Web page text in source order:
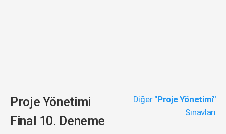
Proje Yönetimi
Final 10. Deneme
Diğer "Proje Yönetimi"
Sınavları